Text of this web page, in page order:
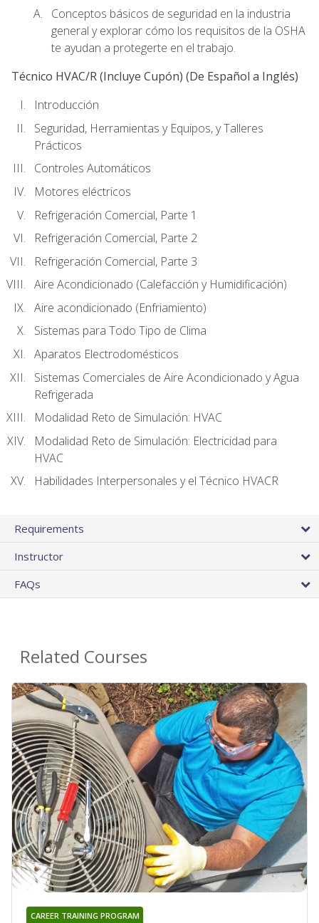
Conceptos básicos de seguridad en la industria
general y explorar cómo los requisitos de la OSHA
te ayudan a protegerte en el trabajo.
Técnico HVAC/R (Incluye Cupón) (De Español a Inglés)
Introducción
Seguridad, Herramientas y Equipos, y Talleres
Prácticos
Controles Automáticos
Motores eléctricos
Refrigeración Comercial, Parte 1
Refrigeración Comercial, Parte 2
Refrigeración Comercial, Parte 3
Aire Acondicionado (Calefacción y Humidificación)
Aire acondicionado (Enfriamiento)
Sistemas para Todo Tipo de Clima
Aparatos Electrodomésticos
Sistemas Comerciales de Aire Acondicionado y Agua
Refrigerada
Modalidad Reto de Simulación: HVAC
Modalidad Reto de Simulación: Electricidad para
HVAC
Habilidades Interpersonales y el Técnico HVACR
Requirements
Instructor
FAQs
Related Courses
CAREER TRAINING PROGRAM